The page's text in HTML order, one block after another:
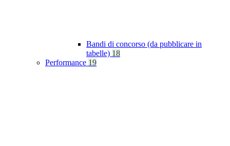
Bandi di concorso (da pubblicare in
tabelle) 18
Performance 19